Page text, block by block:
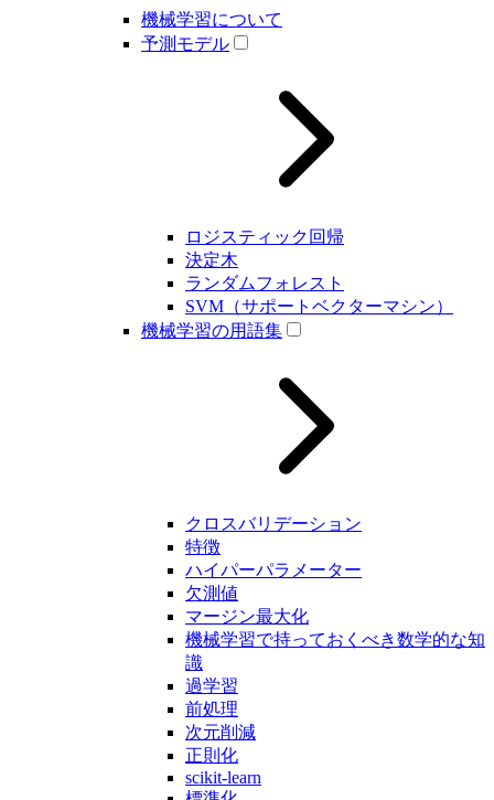
機械学習について
予測モデル
ロジスティック回帰
決定木
ランダムフォレスト
SVM（サポートベクターマシン）
機械学習の用語集
クロスバリデーション
特徴
ハイパーパラメーター
欠測値
マージン最大化
機械学習で持っておくべき数学的な知
識
過学習
前処理
次元削減
正則化
scikit-learn